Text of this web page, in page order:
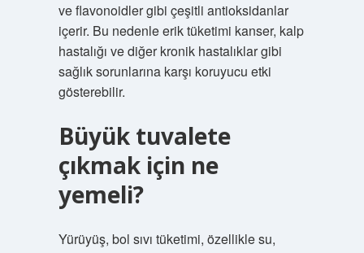
ve flavonoidler gibi çeşitli antioksidanlar
içerir. Bu nedenle erik tüketimi kanser, kalp
hastalığı ve diğer kronik hastalıklar gibi
sağlık sorunlarına karşı koruyucu etki
gösterebilir.
Büyük tuvalete
çıkmak için ne
yemeli?
Yürüyüş, bol sıvı tüketimi, özellikle su,